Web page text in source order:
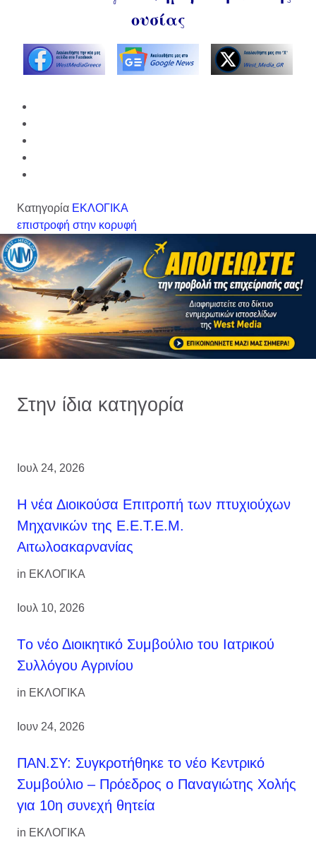
ουσίας
Κατηγορία ΕΚΛΟΓΙΚΑ
επιστροφή στην κορυφή
Στην ίδια κατηγορία
Ιουλ 24, 2026
H νέα Διοικούσα Επιτροπή των πτυχιούχων
Μηχανικών της Ε.Ε.Τ.Ε.Μ.
Αιτωλοακαρνανίας
in ΕΚΛΟΓΙΚΑ
Ιουλ 10, 2026
Tο νέο Διοικητικό Συμβούλιο του Ιατρικού
Συλλόγου Αγρινίου
in ΕΚΛΟΓΙΚΑ
Ιουν 24, 2026
ΠΑΝ.ΣΥ: Συγκροτήθηκε το νέο Κεντρικό
Συμβούλιο – Πρόεδρος ο Παναγιώτης Χολής
για 10η συνεχή θητεία
in ΕΚΛΟΓΙΚΑ